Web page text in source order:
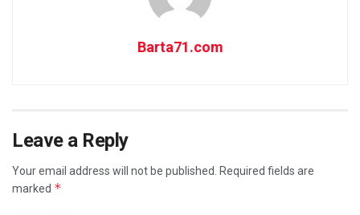
Barta71.com
Leave a Reply
Your email address will not be published. Required fields are
marked *